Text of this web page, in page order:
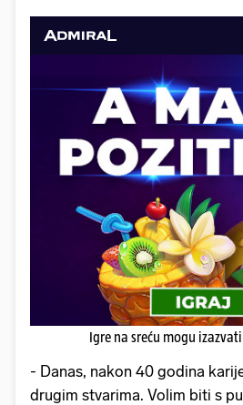
Igre na sreću mogu
- Danas, nakon 40 godina
drugim stvarima. Volim biti s